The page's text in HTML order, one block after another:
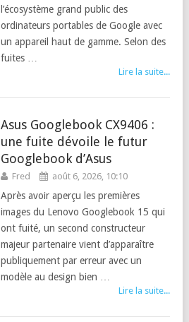
l’écosystème grand public des
ordinateurs portables de Google avec
un appareil haut de gamme. Selon des
fuites …
Lire la suite...
Asus Googlebook CX9406 :
une fuite dévoile le futur
Googlebook d’Asus
Fred août 6, 2026, 10:10
Après avoir aperçu les premières
images du Lenovo Googlebook 15 qui
ont fuité, un second constructeur
majeur partenaire vient d’apparaître
publiquement par erreur avec un
modèle au design bien …
Lire la suite...